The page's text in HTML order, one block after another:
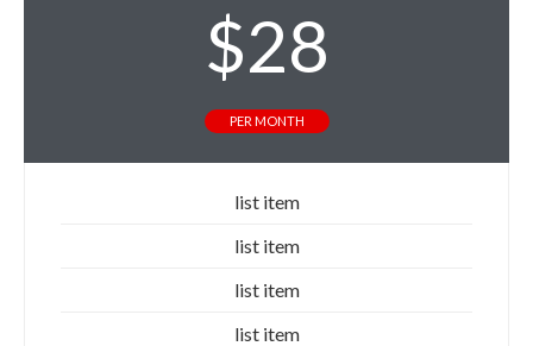
$28
PER MONTH
list item
list item
list item
list item